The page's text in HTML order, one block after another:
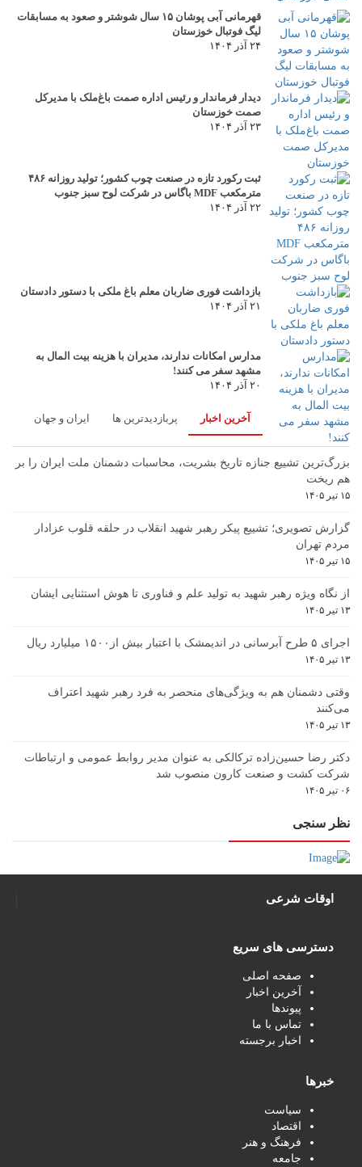
قهرمانی آبی پوشان ۱۵ سال شوشتر و صعود به مسابقات
لیگ فوتبال خوزستان
۲۴ آذر ۱۴۰۴
دیدار فرماندار و رئیس اداره صمت باغ‌ملک با مدیرکل
صمت خوزستان
۲۳ آذر ۱۴۰۴
ثبت رکورد تازه در صنعت چوب کشور؛ تولید روزانه ۴۸۶
مترمکعب MDF باگاس در شرکت لوح سبز جنوب
۲۲ آذر ۱۴۰۴
بازداشت فوری ضاربان معلم باغ ملکی با دستور دادستان
۲۱ آذر ۱۴۰۴
مدارس امکانات ندارند، مدیران با هزینه بیت المال به
مشهد سفر می کنند!
۲۰ آذر ۱۴۰۴
آخرین اخبار پربازدیدترین ها ایران و جهان
بزرگ‌ترین تشییع جنازه تاریخ بشریت، محاسبات دشمنان ملت ایران را بر
هم ریخت
۱۵ تیر ۱۴۰۵
گزارش تصویری؛ تشییع پیکر رهبر شهید انقلاب در حلقه قلوب عزادار
مردم تهران
۱۵ تیر ۱۴۰۵
از نگاه ویژه رهبر شهید به تولید علم و فناوری تا هوش استثنایی ایشان
۱۳ تیر ۱۴۰۵
اجرای ۵ طرح آبرسانی در اندیمشک با اعتبار بیش از۱۵۰۰ میلیارد ریال
۱۳ تیر ۱۴۰۵
وقتی دشمنان هم به ویژگی‌های منحصر به فرد رهبر شهید اعتراف
می‌کنند
۱۳ تیر ۱۴۰۵
دکتر رضا حسین‌زاده ترکالکی به عنوان مدیر روابط عمومی و ارتباطات
شرکت کشت و صنعت کارون منصوب شد
۰۶ تیر ۱۴۰۵
نظر سنجی
اوقات شرعی
دسترسی های سریع
صفحه اصلی
آخرین اخبار
پیوندها
تماس با ما
اخبار برجسته
خبرها
سیاست
اقتصاد
فرهنگ و هنر
جامعه